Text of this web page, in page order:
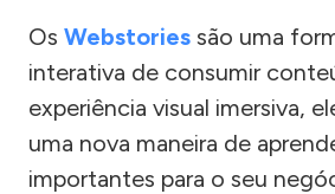
Os Webstories são uma
interativa de consumir
experiência visual imersiva,
uma nova maneira de
importantes para o seu